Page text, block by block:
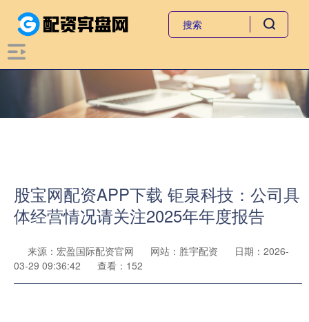
股宝网配资APP下载 钜泉科技：公司具
体经营情况请关注2025年年度报告
来源：宏盈国际配资官网 网站：胜宇配资
日期：2026-
03-29 09:36:42
查看：152